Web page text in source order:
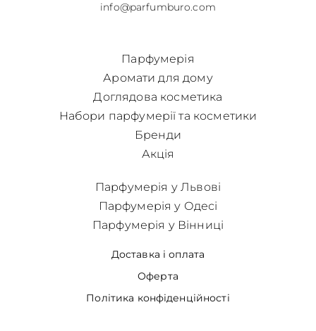
info@parfumburo.com
Парфумерія
Аромати для дому
Доглядова косметика
Набори парфумерії та косметики
Бренди
Акція
Доставка і оплата
Оферта
Політика конфіденційності
Парфумерія у Львові
Парфумерія у Одесі
Парфумерія у Вінниці